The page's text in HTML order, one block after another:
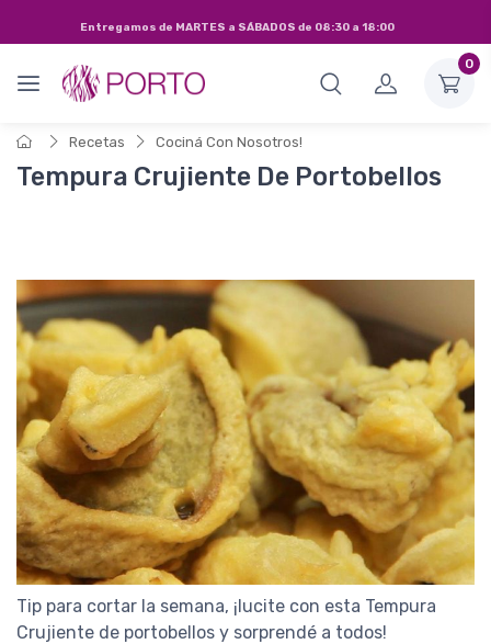
Entregamos de MARTES a SÁBADOS de 08:30 a 18:00
0
Recetas Cociná Con Nosotros!
Tempura Crujiente De Portobellos
Tip para cortar la semana, ¡lucite con esta Tempura
Crujiente de portobellos y sorprendé a todos!